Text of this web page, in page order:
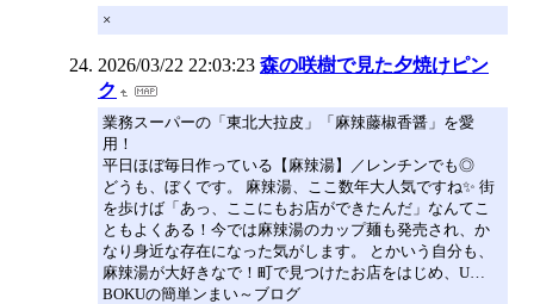
×
2026/03/22 22:03:23 森の咲樹で見た夕焼けピン
ク
業務スーパーの「東北大拉皮」「麻辣藤椒香醤」を愛
用！
平日ほぼ毎日作っている【麻辣湯】／レンチンでも◎
どうも、ぼくです。 麻辣湯、ここ数年大人気ですね✨ 街
を歩けば「あっ、ここにもお店ができたんだ」なんてこ
ともよくある！今では麻辣湯のカップ麺も発売され、か
なり身近な存在になった気がします。 とかいう自分も、
麻辣湯が大好きなで！町で見つけたお店をはじめ、U…
BOKUの簡単ンまい～ブログ